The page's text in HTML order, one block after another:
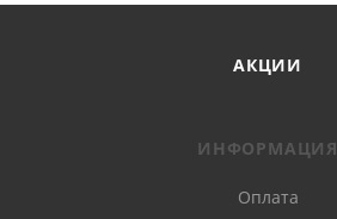
АКЦИИ
ИНФОРМАЦИЯ
Оплата